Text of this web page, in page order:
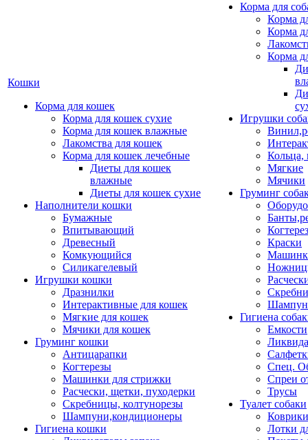
Кошки
Корма для кошек
Корма для кошек сухие
Корма для кошек влажные
Лакомства для кошек
Корма для кошек лечебные
Диеты для кошек
влажные
Диеты для кошек сухие
Наполнители кошки
Бумажные
Впитывающий
Древесный
Комкующийся
Силикагелевый
Игрушки кошки
Дразнилки
Интерактивные для кошек
Мягкие для кошек
Мячики для кошек
Груминг кошки
Антицарапки
Когтерезы
Машинки для стрижки
Расчески, щетки, пуходерки
Скребницы, колтунорезы
Шампуни,кондиционеры
Гигиена кошки
Корма для
Корма
Корма
Корма
Игрушки
Кольца,
Мягкие
Мячики
Груминг
Краски
Гигиена
Емкости
Спец.
Спреи
Трусы
Туалет собаки
Коврики
Лотки